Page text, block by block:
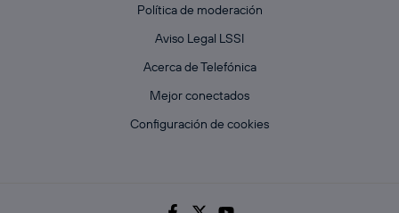
Política de moderación
Aviso Legal LSSI
Acerca de Telefónica
Mejor conectados
Configuración de cookies